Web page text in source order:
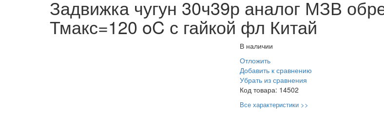
Задвижка чугун 30ч39р аналог МЗВ
Тмакс=120 oC с гайкой фл Китай
В наличии
Отложить
Добавить к сравнению
Убрать из сравнения
Код товара: 14502
Все характеристики >>